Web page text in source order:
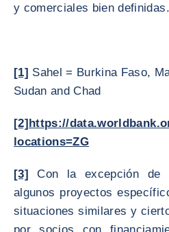
y comerciales bien definidas.
[1] Sahel = Burkina Faso,
Sudan and Chad
[2]https://
locations=ZG
[3] Con la excepción de
algunos proyectos
situaciones similares y